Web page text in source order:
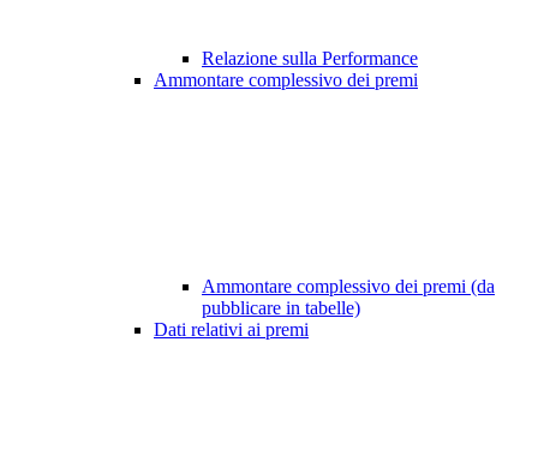
Relazione sulla Performance
Ammontare complessivo dei premi
Ammontare complessivo dei premi (da
pubblicare in tabelle)
Dati relativi ai premi